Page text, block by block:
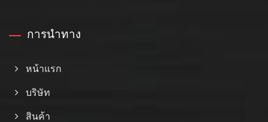
การนำทาง
หน้าแรก
บริษัท
สินค้า